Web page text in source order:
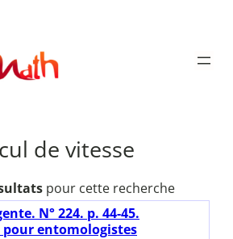
de vitesse
pour cette recherche
N° 224. p. 44-45.
pour entomologistes